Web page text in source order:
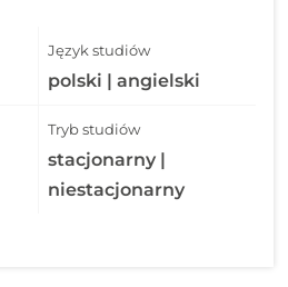
Język studiów
polski | angielski
Tryb studiów
stacjonarny |
niestacjonarny